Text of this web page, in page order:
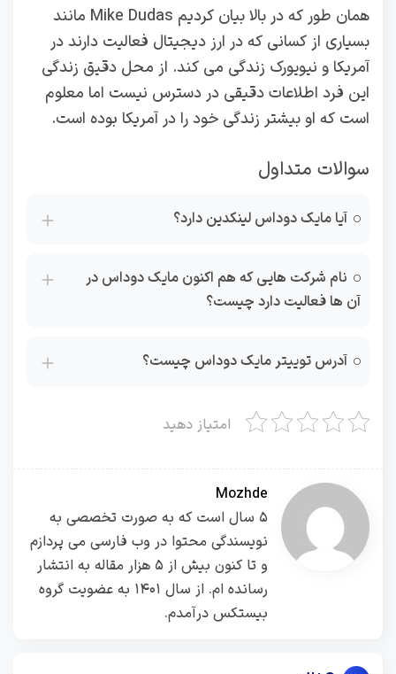
همان طور که در بالا بیان کردیم Mike Dudas مانند
بسیاری از کسانی که در ارز دیجیتال فعالیت دارند در
آمریکا و نیویورک زندگی می کند. از محل دقیق زندگی
این فرد اطلاعات دقیقی در دسترس نیست اما معلوم
است که او بیشتر زندگی خود را در آمریکا بوده است.
سوالات متداول
آیا مایک دوداس لینکدین دارد؟
نام شرکت هایی که هم اکنون مایک دوداس در
آن ها فعالیت دارد چیست؟
آدرس توییتر مایک دوداس چیست؟
امتیاز دهید
Mozhde
۵ سال است که به صورت تخصصی به
نویسندگی محتوا در وب فارسی می پردازم
و تا کنون بیش از ۵ هزار مقاله به انتشار
رسانده ام. از سال ۱۴۰۱ به عضویت گروه
بیستکس درآمدم.